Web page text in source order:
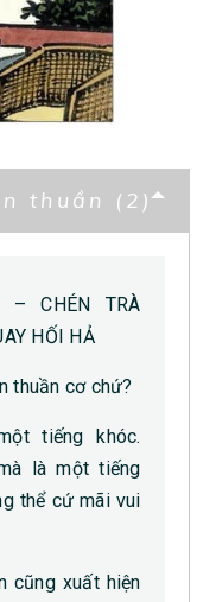
thuần (2)
– CHÉN TRÀ
HỐI HẢ
thuần cơ chứ?
tiếng khóc.
là một tiếng
thể cứ mãi vui
cũng xuất hiện